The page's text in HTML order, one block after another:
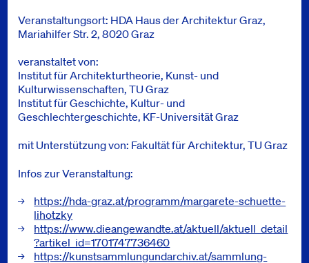
Veranstaltungsort: HDA Haus der Architektur Graz,
Mariahilfer Str. 2, 8020 Graz
veranstaltet von:
Institut für Architekturtheorie, Kunst- und
Kulturwissenschaften, TU Graz
Institut für Geschichte, Kultur- und
Geschlechtergeschichte, KF-Universität Graz
mit Unterstützung von: Fakultät für Architektur, TU Graz
Infos zur Veranstaltung:
https://hda-graz.at/programm/margarete-schuette-
lihotzky
https://www.dieangewandte.at/aktuell/aktuell_detail
?artikel_id=1701747736460
https://kunstsammlungundarchiv.at/sammlung-